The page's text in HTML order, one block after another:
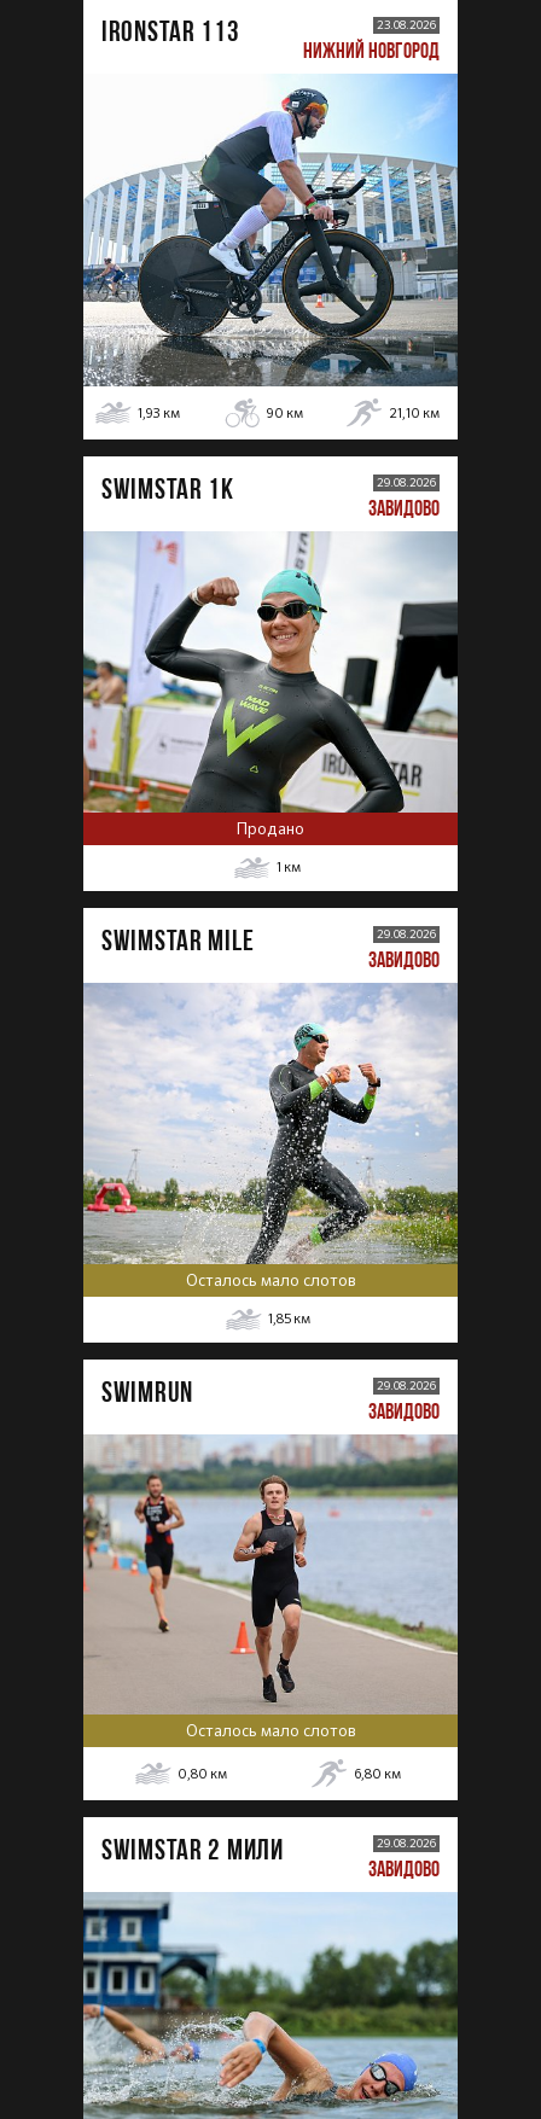
IRONSTAR 113 23.08.2026
НИЖНИЙ НОВГОРОД
1,93 км 90 км 21,10 км
SWIMSTAR 1K 29.08.2026
ЗАВИДОВО
Продано
1 км
SWIMSTAR MILE 29.08.2026
ЗАВИДОВО
Осталось мало слотов
1,85 км
SWIMRUN 29.08.2026
ЗАВИДОВО
Осталось мало слотов
0,80 км 6,80 км
SWIMSTAR 2 МИЛИ 29.08.2026
ЗАВИДОВО